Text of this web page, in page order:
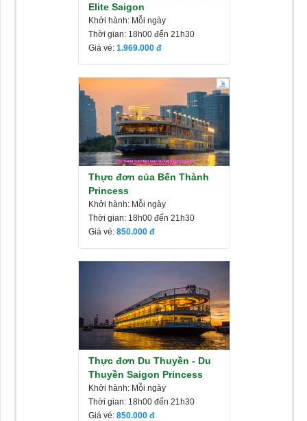
Elite Saigon
Khởi hành: Mỗi ngày
Thời gian: 18h00 đến 21h30
Giá vé: 1.969.000
Thực đơn của Bến Thành
Princess
Khởi hành: Mỗi ngày
Thời gian: 18h00 đến 21h30
Giá vé: 850.000
Thực đơn Du Thuyền - ‎Du
Thuyền Saigon Princess
Khởi hành: Mỗi ngày
Thời gian: 18h00 đến 21h30
Giá vé: 850.000